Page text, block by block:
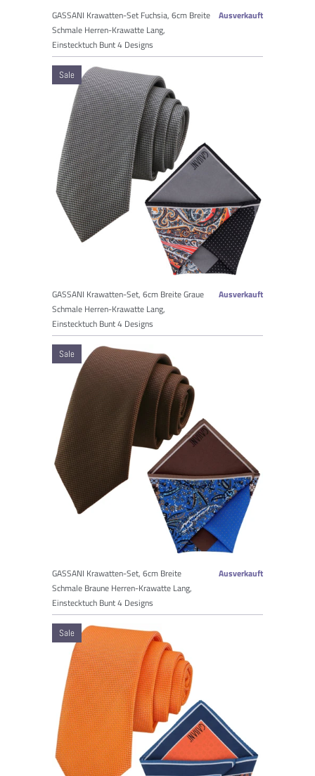
GASSANI Krawatten-Set Fuchsia, 6cm Breite
Schmale Herren-Krawatte Lang,
Einstecktuch Bunt 4 Designs
Ausverkauft
GASSANI Krawatten-Set, 6cm Breite Graue
Schmale Herren-Krawatte Lang,
Einstecktuch Bunt 4 Designs
Ausverkauft
Sale
GASSANI Krawatten-Set, 6cm Breite
Schmale Braune Herren-Krawatte Lang,
Einstecktuch Bunt 4 Designs
Ausverkauft
Sale
Sale